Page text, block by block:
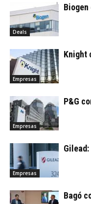
Deals
Biogen
Empresas
Knight
Empresas
P&G
Empresas
Bagó